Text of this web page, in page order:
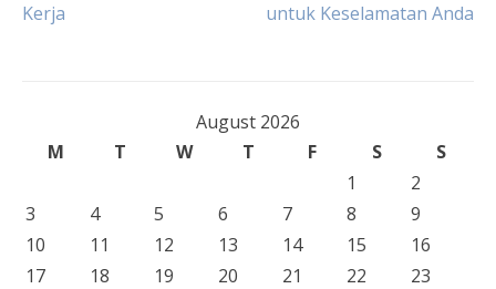
navigation
Kerja
untuk Keselamatan Anda
August 2026
M
T W T F S
S
1
2
3
4 5 6 7 8
9
10
11 12 13 14 15
16
17
18 19 20 21 22
23